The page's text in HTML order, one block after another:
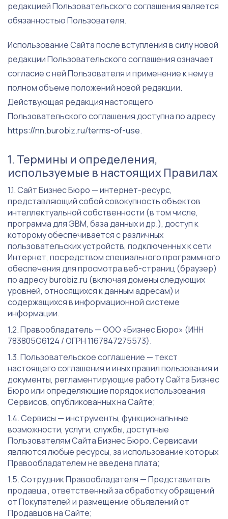
редакцией Пользовательского соглашения является
обязанностью Пользователя.
Использование Сайта после вступления в силу новой
редакции Пользовательского соглашения означает
согласие с ней Пользователя и применение к нему в
полном объеме положений новой редакции.
Действующая редакция настоящего
Пользовательского соглашения доступна по адресу
https://nn.burobiz.ru/terms-of-use.
Термины и определения,
используемые в настоящих Правилах
Сайт Бизнес Бюро — интернет-ресурс,
представляющий собой совокупность объектов
интеллектуальной собственности (в том числе,
программа для ЭВМ, база данных и др.), доступ к
которому обеспечивается с различных
пользовательских устройств, подключенных к сети
Интернет, посредством специального программного
обеспечения для просмотра веб-страниц (браузер)
по адресуburobiz.ru (включая домены следующих
уровней, относящихся к данным адресам) и
содержащихся в информационной системе
информации.
Правообладатель — ООО «Бизнес Бюро» (ИНН
783805G6124 / ОГРН 1167847275573).
Пользовательское соглашение — текст
настоящего соглашения и иных правил пользования и
документы, регламентирующие работу Сайта Бизнес
Бюро или определяющие порядок использования
Сервисов, опубликованных на Сайте;
Сервисы — инструменты, функциональные
возможности, услуги, службы, доступные
Пользователям Сайта Бизнес Бюро. Сервисами
являются любые ресурсы, за использование которых
Правообладателем не введена плата;
Сотрудник Правообладателя — Представитель
продавца , ответственный за обработку обращений
от Покупателей и размещение объявлений от
Продавцов на Сайте;